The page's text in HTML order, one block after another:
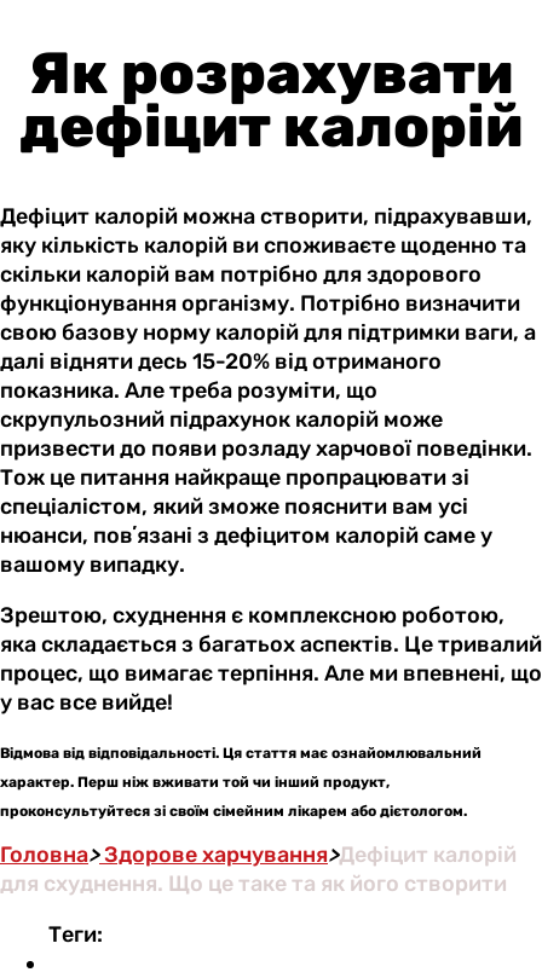
Як розрахувати
дефіцит калорій
Дефіцит калорій можна створити, підрахувавши,
яку кількість калорій ви споживаєте щоденно та
скільки калорій вам потрібно для здорового
функціонування організму. Потрібно визначити
свою базову норму калорій для підтримки ваги, а
далі відняти десь 15-20% від отриманого
показника. Але треба розуміти, що
скрупульозний підрахунок калорій може
призвести до появи розладу харчової поведінки.
Тож це питання найкраще пропрацювати зі
спеціалістом, який зможе пояснити вам усі
нюанси, повʼязані з дефіцитом калорій саме у
вашому випадку.
Зрештою, схуднення є комплексною роботою,
яка складається з багатьох аспектів. Це тривалий
процес, що вимагає терпіння. Але ми впевнені, що
у вас все вийде!
Відмова від відповідальності. Ця стаття має ознайомлювальний
характер. Перш ніж вживати той чи інший продукт,
проконсультуйтеся зі своїм сімейним лікарем або дієтологом.
Головна>Здорове харчування>Дефіцит калорій
для схуднення. Що це таке та як його створити
Теги: